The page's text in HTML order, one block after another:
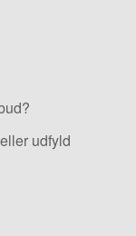
eller udfyld